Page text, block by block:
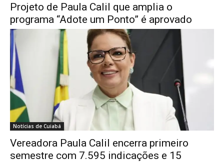
Projeto de Paula Calil que amplia o
programa “Adote um Ponto” é aprovado
Notícias de Cuiabá
Vereadora Paula Calil encerra primeiro
semestre com 7.595 indicações e 15